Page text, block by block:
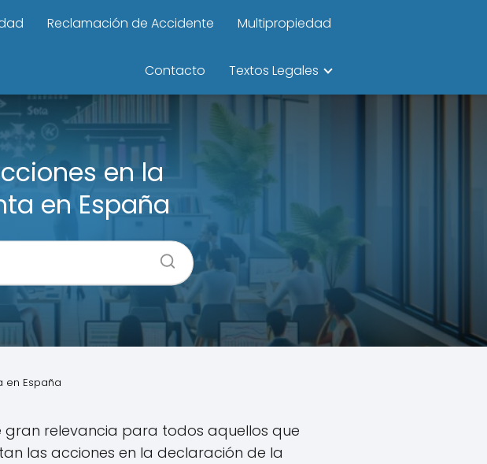
Reclamación de Accidente Multipropiedad
Contacto Textos Legales
en la
en España
en España
gran relevancia para todos aquellos que
las acciones en la declaración de la